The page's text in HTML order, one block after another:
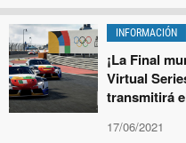
INFORMACIÓN
¡La Final
Virtual
transmitirá
17/06/2021